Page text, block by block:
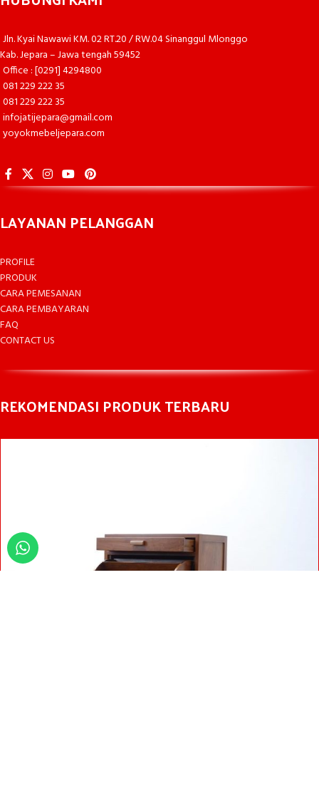
Jln. Kyai Nawawi KM. 02 RT.20 / RW.04 Sinanggul Mlonggo
Kab. Jepara – Jawa tengah 59452
Office : [0291] 4294800
081 229 222 35
081 229 222 35
infojatijepara@gmail.com
yoyokmebeljepara.com
LAYANAN PELANGGAN
PROFILE
PRODUK
CARA PEMESANAN
CARA PEMBAYARAN
FAQ
CONTACT US
REKOMENDASI PRODUK TERBARU